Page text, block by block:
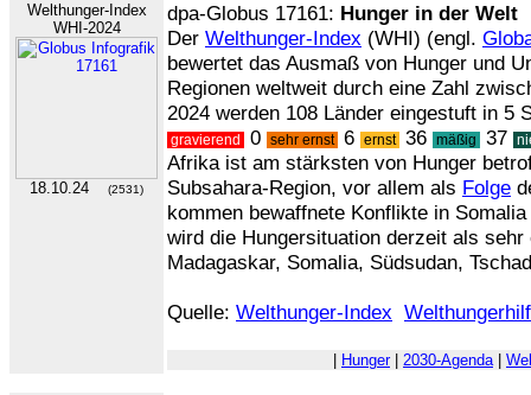
Welthunger-Index
WHI-2024
18.10.24 (2531)
dpa-Globus 17161: Hunger in der Welt
Der Welthunger-Index (WHI) (engl.
bewertet das Ausmaß von Hunger und
Regionen weltweit durch eine Zahl
2024 werden 108 Länder eingestuft in 5
gravierend 0 sehr ernst 6 ernst 36 mäßig 37
Afrika ist am stärksten von Hunger
Subsahara-Region, vor allem als Folge
kommen bewaffnete Konflikte in
wird die Hungersituation derzeit als
Madagaskar, Somalia, Südsudan,
Quelle: Welthunger-Index
Hunger| 2030-Agenda|